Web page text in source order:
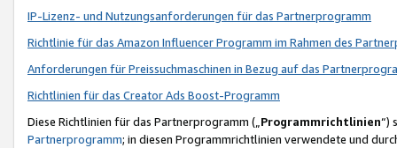
IP-Lizenz- und Nutzungsanforderungen für das Partnerprogramm
Richtlinie für das Amazon Influencer Programm im Rahmen des
Anforderungen für Preissuchmaschinen in Bezug auf das
Richtlinien für das Creator Ads Boost-Programm
Diese Richtlinien für das Partnerprogramm („Programmrichtlinien“)
Partnerprogramm; in diesen Programmrichtlinien verwendete und